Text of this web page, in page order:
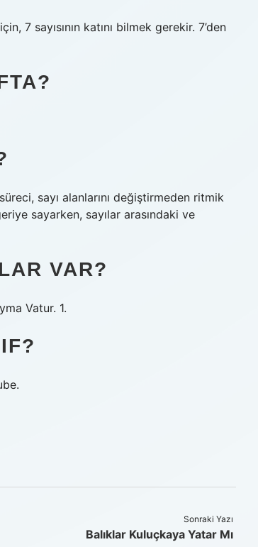
7 sayısının katını bilmek gerekir. 7’den
sayı alanlarını değiştirmeden ritmik
sayarken, sayılar arasındaki ve
VAR?
Vatur. 1.
Sonraki Yazı
Balıklar Kuluçkaya Yatar Mı